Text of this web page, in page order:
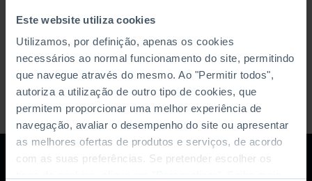
Este website utiliza cookies
Utilizamos, por definição, apenas os cookies
necessários ao normal funcionamento do site, permitindo
que navegue através do mesmo. Ao "Permitir todos",
autoriza a utilização de outro tipo de cookies, que
permitem proporcionar uma melhor experiência de
navegação, avaliar o desempenho do site ou apresentar
as melhores ofertas de produtos e serviços, de acordo
com as suas preferências. Se pretender escolher os